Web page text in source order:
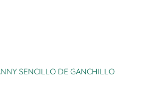
SENCILLO DE GANCHILLO